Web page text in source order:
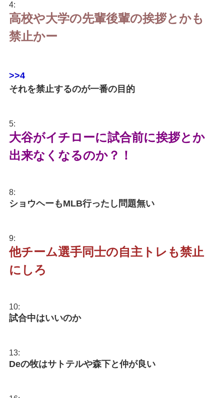
4:
高校や大学の先輩後輩の挨拶とかも
禁止かー
>>4
それを禁止するのが一番の目的
5:
大谷がイチローに試合前に挨拶とか
出来なくなるのか？！
8:
ショウヘーもMLB行ったし問題無い
9:
他チーム選手同士の自主トレも禁止
にしろ
10:
試合中はいいのか
13:
Deの牧はサトテルや森下と仲が良い